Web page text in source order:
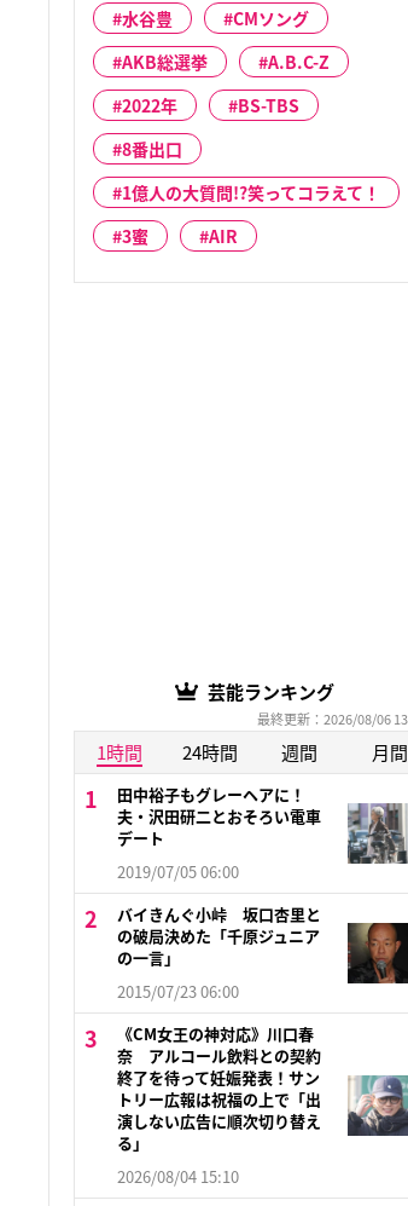
水谷豊
CMソング
AKB総選挙
A.B.C-Z
2022年
BS-TBS
8番出口
1億人の大質問!?笑ってコラえて！
3蜜
AIR
芸能ランキング
最終更新：2026/08/06
1時間 24時間 週間 月間
田中裕子もグレーヘアに！
夫・沢田研二とおそろい電車
デート
2019/07/05 06:00
バイきんぐ小峠 坂口杏里と
の破局決めた「千原ジュニア
の一言」
2015/07/23 06:00
《CM女王の神対応》川口春
奈 アルコール飲料との契約
終了を待って妊娠発表！サン
トリー広報は祝福の上で「出
演しない広告に順次切り替え
る」
2026/08/04 15:10